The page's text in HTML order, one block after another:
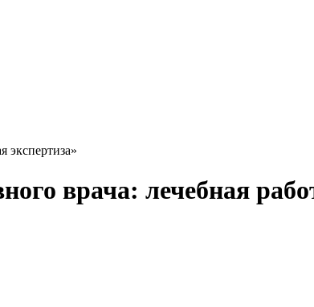
экспертиза»
врача: лечебная